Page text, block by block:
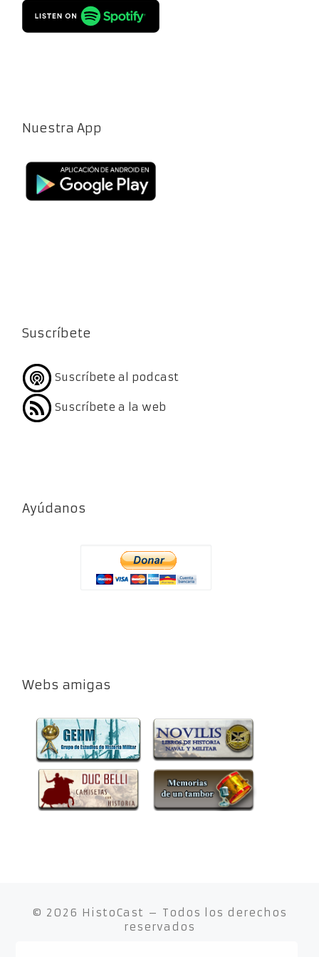
Nuestra App
Suscríbete
Suscríbete al podcast
Suscríbete a la web
Ayúdanos
Webs amigas
© 2026 HistoCast – Todos los derechos
reservados